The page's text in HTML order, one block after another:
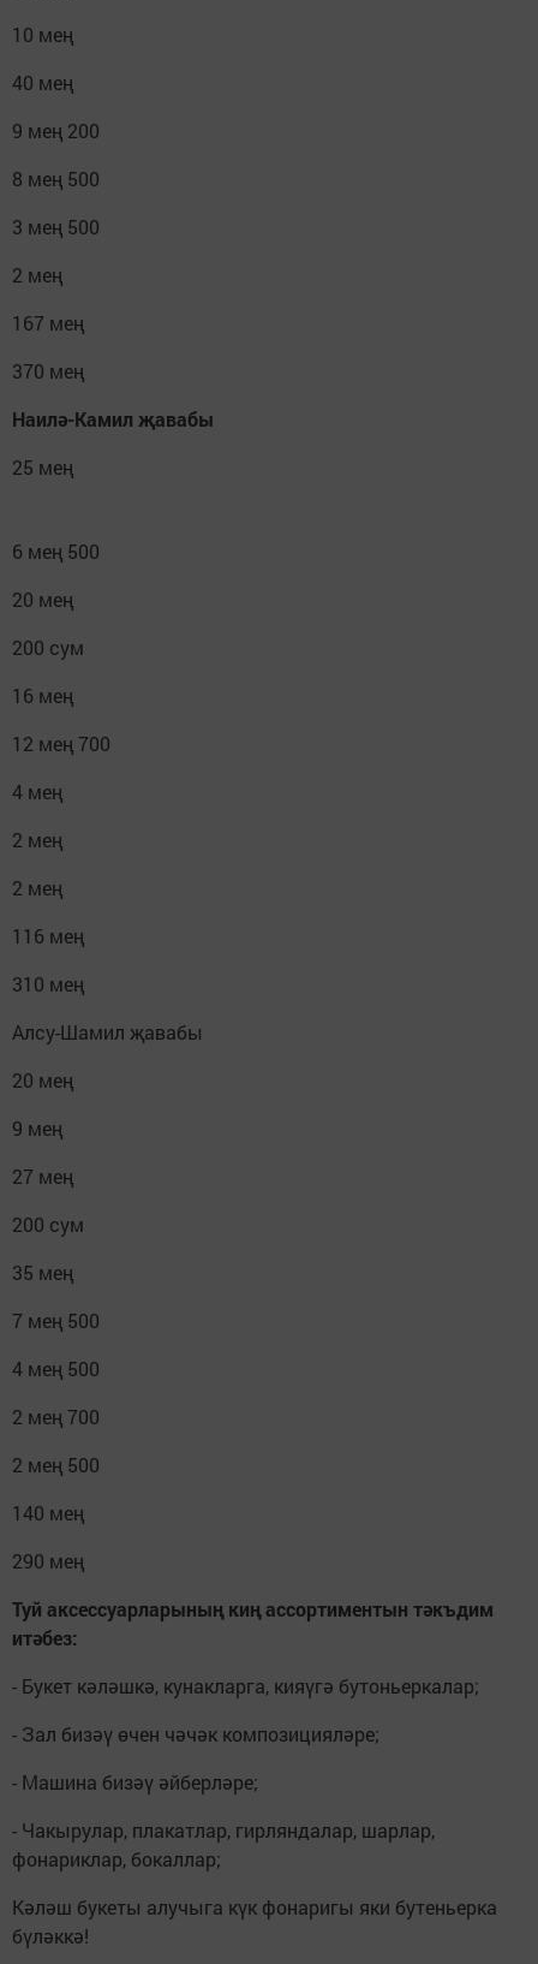
10 мең
40 мең
9 мең 200
8 мең 500
3 мең 500
2 мең
167 мең
370 мең
Наилә-Камил җавабы
25 мең
6 мең 500
20 мең
200 сум
16 мең
12 мең 700
4 мең
2 мең
2 мең
116 мең
310 мең
Алсу-Шамил җавабы
20 мең
9 мең
27 мең
200 сум
35 мең
7 мең 500
4 мең 500
2 мең 700
2 мең 500
140 мең
290 мең
Туй аксессуарларының киң ассортиментын тәкъдим
итәбез:
- Букет кәләшкә, кунакларга, кияүгә бутоньеркалар;
- Зал бизәү өчен чәчәк композицияләре;
- Машина бизәү әйберләре;
- Чакырулар, плакатлар, гирляндалар, шарлар,
фонариклар, бокаллар;
Кәләш букеты алучыга күк фонаригы яки бутеньерка
бүләккә!